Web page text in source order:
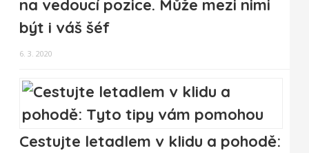
na vedoucí pozice. Může mezi nimi
být i váš šéf
6. 3. 2020
Cestujte letadlem v klidu a pohodě: